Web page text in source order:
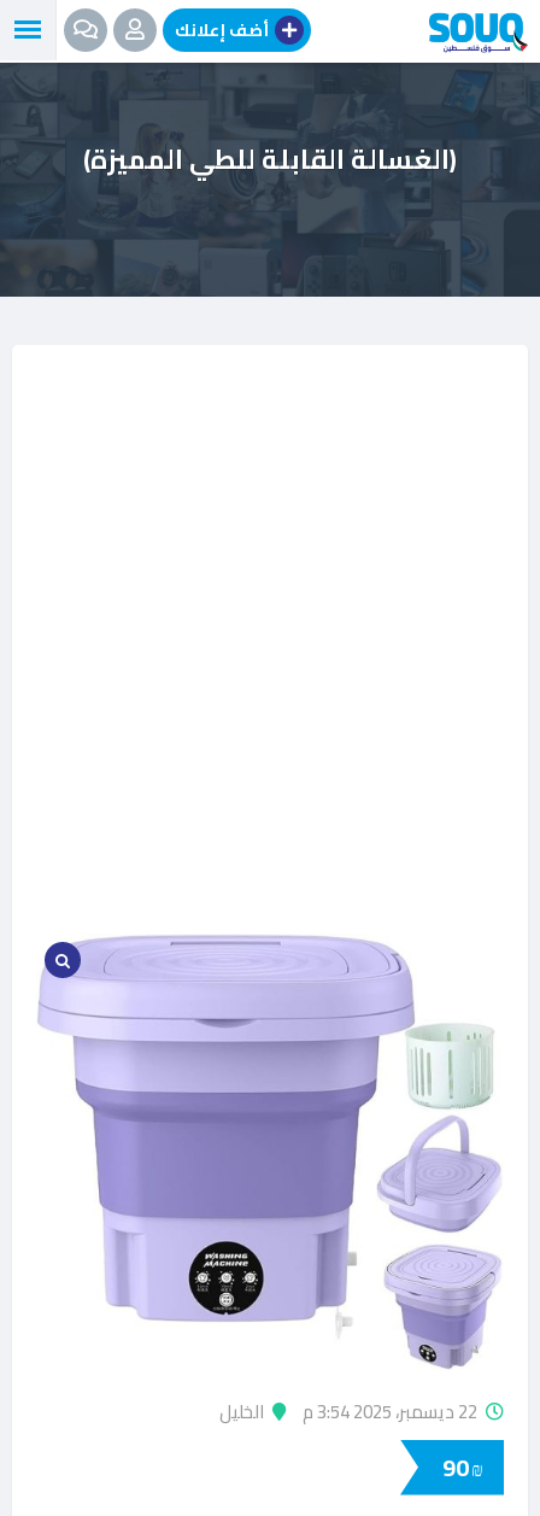
انتقل
إلى
المحتوى
أضف إعلانك
(الغسالة القابلة للطي المميزة)
22 ديسمبر، 2025 3:54 م الخليل
90₪